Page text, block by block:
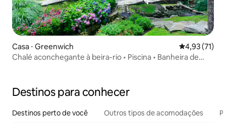
Casa ⋅ Greenwich 4,93 de uma
4,93 (71)
Chalé aconchegante à beira-rio • Piscina • Banheira de
Destinos para conhecer
Destinos perto de você Outros tipos de acomodações